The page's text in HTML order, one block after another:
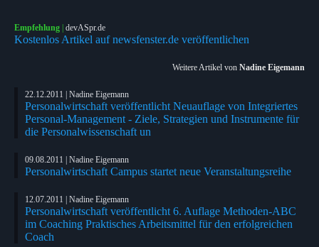
Empfehlung | devASpr.de
Kostenlos Artikel auf newsfenster.de veröffentlichen
Weitere Artikel von Nadine Eigemann
22.12.2011 | Nadine Eigemann
Personalwirtschaft veröffentlicht Neuauflage von Integriertes
Personal-Management - Ziele, Strategien und Instrumente für
die Personalwissenschaft un
09.08.2011 | Nadine Eigemann
Personalwirtschaft Campus startet neue Veranstaltungsreihe
12.07.2011 | Nadine Eigemann
Personalwirtschaft veröffentlicht 6. Auflage Methoden-ABC
im Coaching Praktisches Arbeitsmittel für den erfolgreichen
Coach